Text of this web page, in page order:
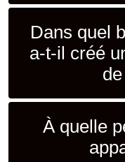
Dans quel
a-t-il créé
À quelle